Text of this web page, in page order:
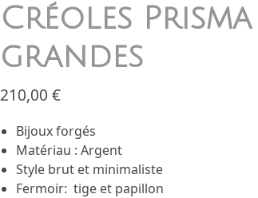
Créoles Prisma
grandes
210,00 €
Bijoux forgés
Matériau : Argent
Style brut et minimaliste
Fermoir: tige et papillon